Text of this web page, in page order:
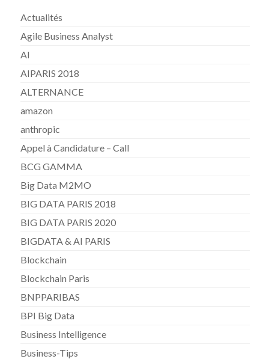
Actualités
Agile Business Analyst
AI
AIPARIS 2018
ALTERNANCE
amazon
anthropic
Appel à Candidature – Call
BCG GAMMA
Big Data M2MO
BIG DATA PARIS 2018
BIG DATA PARIS 2020
BIGDATA & AI PARIS
Blockchain
Blockchain Paris
BNPPARIBAS
BPI Big Data
Business Intelligence
Business-Tips